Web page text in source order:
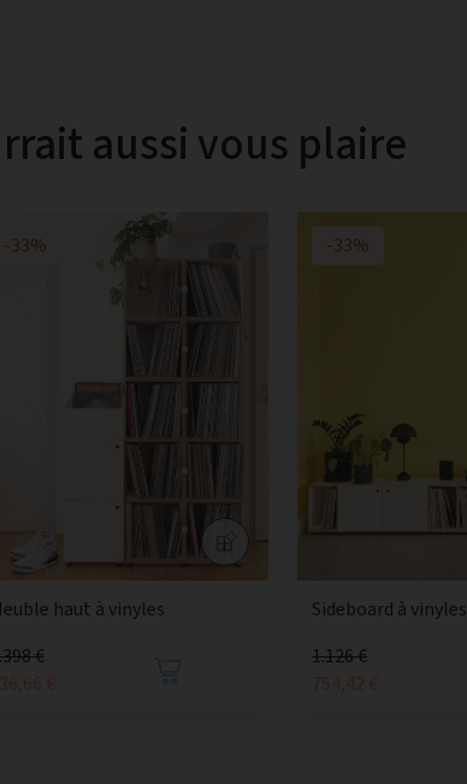
aussi vous plaire
-33%
haut à vinyles
€
€
-33%
Sideboard à vinyles
1.126 €
754,42 €